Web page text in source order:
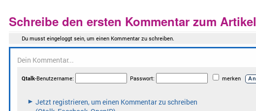
Schreibe den ersten Kommentar zum Artikel